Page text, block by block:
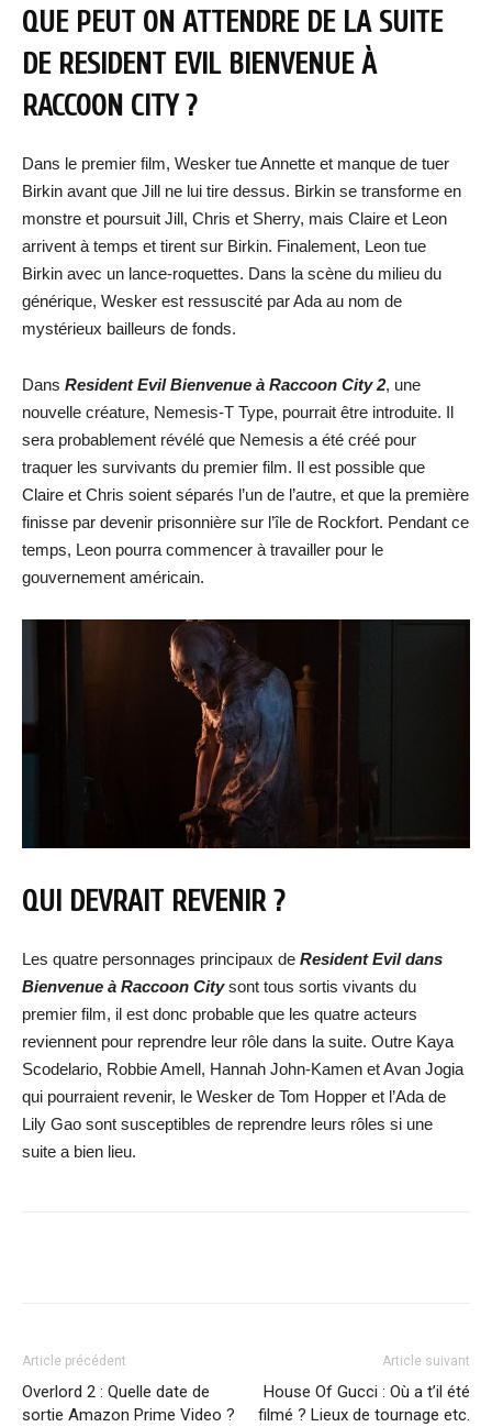
QUE PEUT ON ATTENDRE DE LA SUITE
DE RESIDENT EVIL BIENVENUE À
RACCOON CITY ?
Dans le premier film, Wesker tue Annette et manque de tuer
Birkin avant que Jill ne lui tire dessus. Birkin se transforme en
monstre et poursuit Jill, Chris et Sherry, mais Claire et Leon
arrivent à temps et tirent sur Birkin. Finalement, Leon tue
Birkin avec un lance-roquettes. Dans la scène du milieu du
générique, Wesker est ressuscité par Ada au nom de
mystérieux bailleurs de fonds.
Dans Resident Evil Bienvenue à Raccoon City 2, une
nouvelle créature, Nemesis-T Type, pourrait être introduite. Il
sera probablement révélé que Nemesis a été créé pour
traquer les survivants du premier film. Il est possible que
Claire et Chris soient séparés l’un de l’autre, et que la première
finisse par devenir prisonnière sur l’île de Rockfort. Pendant ce
temps, Leon pourra commencer à travailler pour le
gouvernement américain.
QUI DEVRAIT REVENIR ?
Les quatre personnages principaux de Resident Evil dans
Bienvenue à Raccoon Citysont tous sortis vivants du
premier film, il est donc probable que les quatre acteurs
reviennent pour reprendre leur rôle dans la suite. Outre Kaya
Scodelario, Robbie Amell, Hannah John-Kamen et Avan Jogia
qui pourraient revenir, le Wesker de Tom Hopper et l’Ada de
Lily Gao sont susceptibles de reprendre leurs rôles si une
suite a bien lieu.
Article précédent
Overlord 2 : Quelle date de
sortie Amazon Prime Video ?
Article suivant
House Of Gucci : Où a t’il été
filmé ? Lieux de tournage etc.